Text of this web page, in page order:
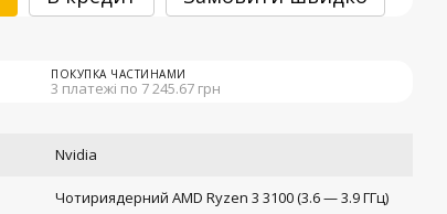
ПОКУПКА ЧАСТИНАМИ
3 платежі по 7 245.67 грн
Nvidia
Чотириядерний AMD Ryzen 3 3100 (3.6 — 3.9 ГГц)